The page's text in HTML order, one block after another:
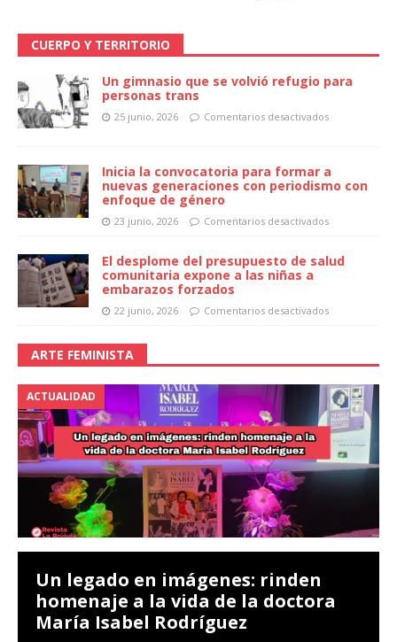
CUERPO Y TERRITORIO
Un gimnasio que se volvió refugio para
personas trans
25 junio, 2026 Comentarios desactivados
Inicia la convocatoria para formar a
nuevas generaciones con periodismo con
enfoque de género
23 junio, 2026 Comentarios desactivados
El desplome del presupuesto de salud
comunitaria expone a las niñas a
embarazos forzados
22 junio, 2026 Comentarios desactivados
ARTE FEMINISTA
ACTUALIDAD
Un legado en imágenes: rinden
homenaje a la vida de la doctora
María Isabel Rodríguez